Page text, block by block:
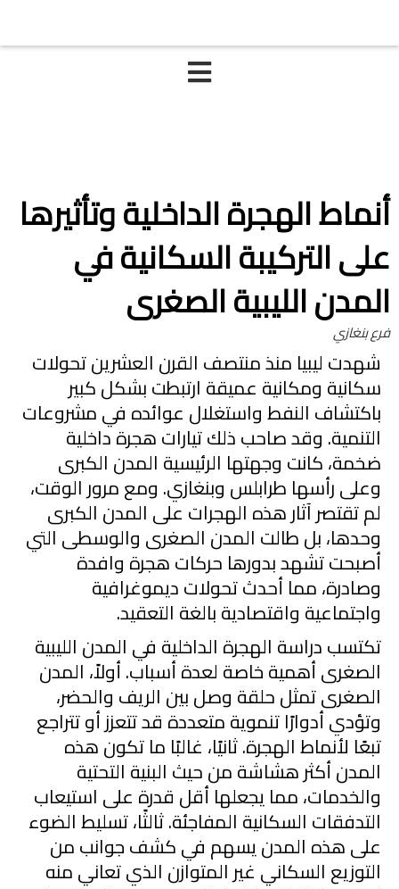
أنماط الهجرة الداخلية وتأثيرها
على التركيبة السكانية في
المدن الليبية الصغرى
فرع بنغازي
شهدت ليبيا منذ منتصف القرن العشرين تحولات
سكانية ومكانية عميقة ارتبطت بشكل كبير
باكتشاف النفط واستغلال عوائده في مشروعات
التنمية. وقد صاحب ذلك تيارات هجرة داخلية
ضخمة، كانت وجهتها الرئيسية المدن الكبرى
وعلى رأسها طرابلس وبنغازي. ومع مرور الوقت،
لم تقتصر آثار هذه الهجرات على المدن الكبرى
وحدها، بل طالت المدن الصغرى والوسطى التي
أصبحت تشهد بدورها حركات هجرة وافدة
وصادرة، مما أحدث تحولات ديموغرافية
واجتماعية واقتصادية بالغة التعقيد.
تكتسب دراسة الهجرة الداخلية في المدن الليبية
الصغرى أهمية خاصة لعدة أسباب. أولاً، المدن
الصغرى تمثل حلقة وصل بين الريف والحضر،
وتؤدي أدوارًا تنموية متعددة قد تتعزز أو تتراجع
تبعًا لأنماط الهجرة. ثانيًا، غالبًا ما تكون هذه
المدن أكثر هشاشة من حيث البنية التحتية
والخدمات، مما يجعلها أقل قدرة على استيعاب
التدفقات السكانية المفاجئة. ثالثًا، تسليط الضوء
على هذه المدن يسهم في كشف جوانب من
التوزيع السكاني غير المتوازن الذي تعاني منه